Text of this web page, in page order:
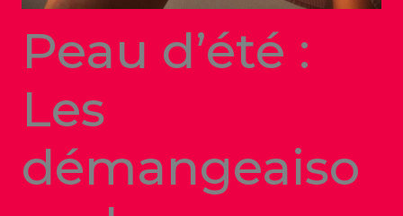
Peau d’été :
Les
démangeaiso